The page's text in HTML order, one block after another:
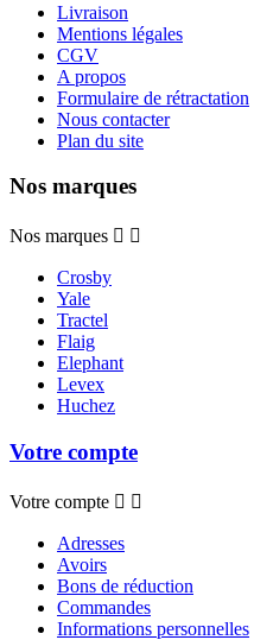
Livraison
Mentions légales
CGV
A propos
Formulaire de rétractation
Nous contacter
Plan du site
Nos marques
Nos marques  
Crosby
Yale
Tractel
Flaig
Elephant
Levex
Huchez
Votre compte
Votre compte  
Adresses
Avoirs
Bons de réduction
Commandes
Informations personnelles